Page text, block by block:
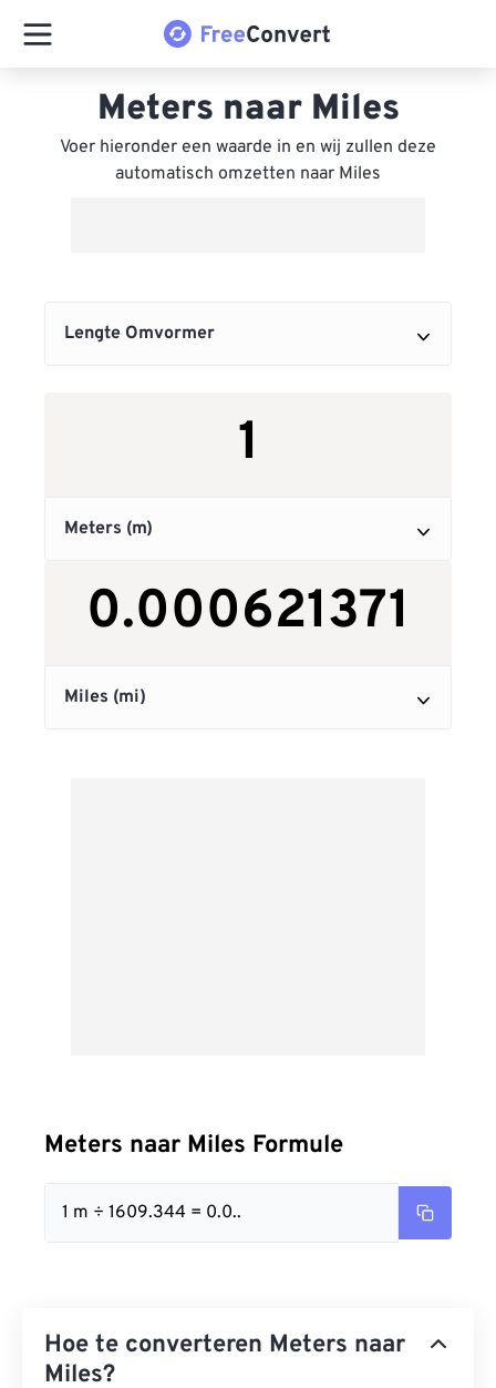
Meters naar Miles
Voer hieronder een waarde in en wij zullen deze
automatisch omzetten naar Miles
Meters naar Miles Formule
1 m ÷ 1609.344 = 0.0..
Hoe te converteren Meters naar
Miles?